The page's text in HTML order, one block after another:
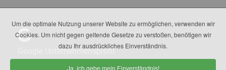
Um die optimale Nutzung unserer Website zu ermöglichen, verwenden wir
Cookies. Um nicht gegen geltende Gesetze zu verstoßen, benötigen wir
dazu Ihr ausdrückliches Einverständnis.
Ja, ich gebe mein Einverständnis!
Google Unternehmensprofil